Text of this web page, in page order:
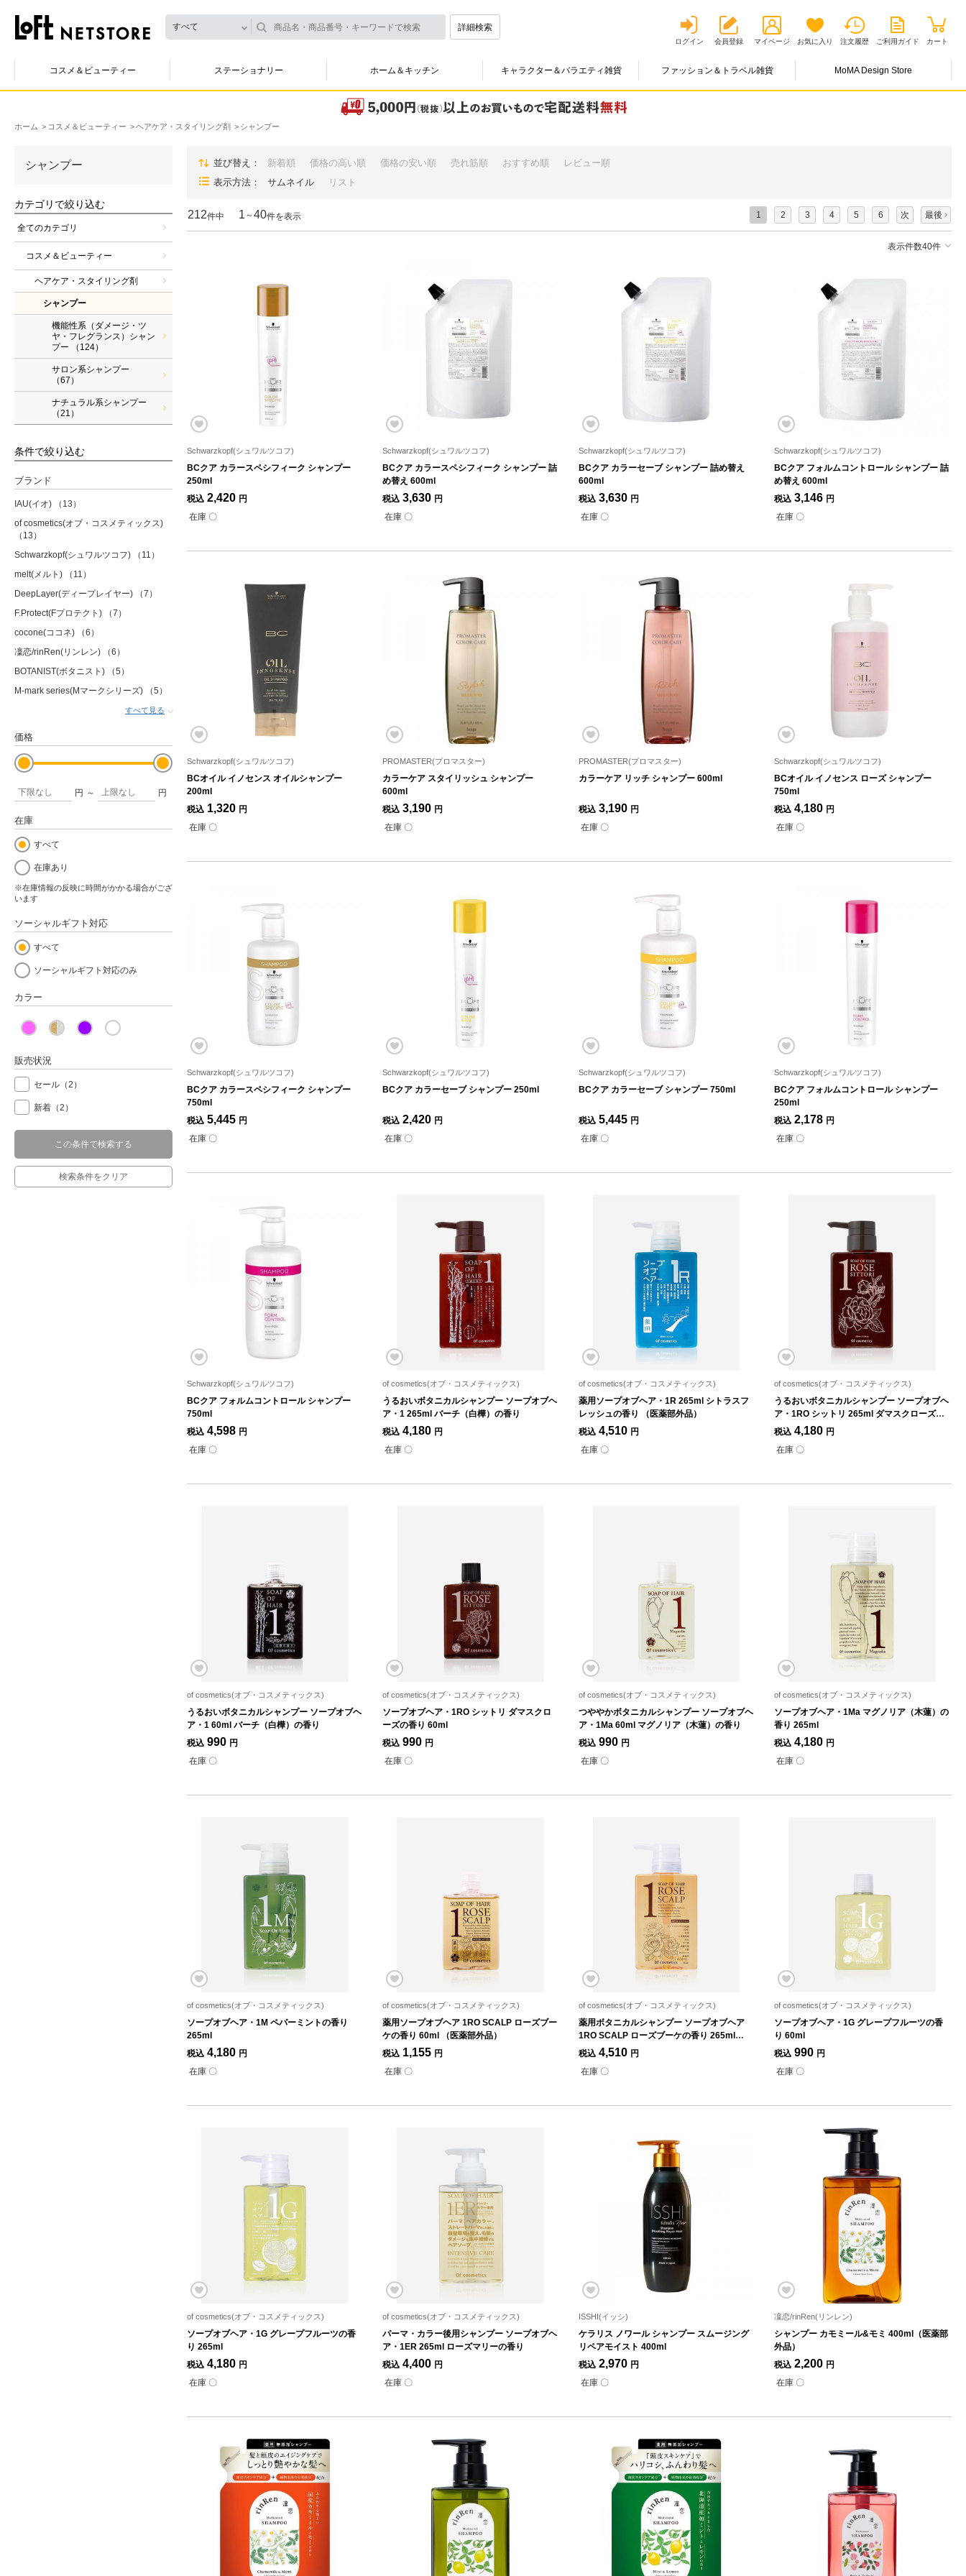
すべて 詳細検索
ログイン 会員登録 マイページ お気に入り 注文履歴 ご利用ガイド カート
コスメ＆ビューティー ステーショナリー ホーム＆キッチン キャラクター＆バラエティ雑貨 ファッション＆トラベル雑貨 MoMA Design Store
ホーム コスメ＆ビューティー ヘアケア・スタイリング剤 シャンプー
シャンプー
カテゴリで絞り込む
全てのカテゴリ
コスメ＆ビューティー
ヘアケア・スタイリング剤
シャンプー
機能性系（ダメージ・ツ
ヤ・フレグランス）シャン
プー
（124）
サロン系シャンプー
（67）
ナチュラル系シャンプー
（21）
条件で絞り込む
ブランド
IAU(イオ)
（13）
of cosmetics(オブ・コスメティックス)
（13）
Schwarzkopf(シュワルツコフ)
（11）
melt(メルト)
（11）
DeepLayer(ディープレイヤー)
（7）
F.Protect(Fプロテクト)
（7）
cocone(ココネ)
（6）
凜恋/rinRen(リンレン)
（6）
BOTANIST(ボタニスト)
（5）
M-mark series(Mマークシリーズ)
（5）
すべて見る
価格
円 ～ 円
在庫
すべて
在庫あり
※在庫情報の反映に時間がかかる場合がござ
います
ソーシャルギフト対応
すべて
ソーシャルギフト対応のみ
カラー
販売状況
セール （2）
新着 （2）
この条件で検索する
検索条件をクリア
並び替え 新着順 価格の高い順 価格の安い順 売れ筋順 おすすめ順
レビュー順
表示方法
サムネイル リスト
212件中 1 ～40件を表示 1 2 3 4 5 6 次 最後
表示件数40件
Schwarzkopf(シュワルツコフ)
BCクア カラースペシフィーク シャンプー
250ml
税込 2,420 円
在庫 〇
Schwarzkopf(シュワルツコフ)
BCクア カラースペシフィーク シャンプー 詰
め替え 600ml
税込 3,630 円
在庫 〇
Schwarzkopf(シュワルツコフ)
BCクア カラーセーブ シャンプー 詰め替え
600ml
税込 3,630 円
在庫 〇
Schwarzkopf(シュワルツコフ)
BCクア フォルムコントロール シャンプー 詰
め替え 600ml
税込 3,146 円
在庫 〇
Schwarzkopf(シュワルツコフ)
BCオイル イノセンス オイルシャンプー
200ml
税込 1,320 円
在庫 〇
PROMASTER(プロマスター)
カラーケア スタイリッシュ シャンプー
600ml
税込 3,190 円
在庫 〇
PROMASTER(プロマスター)
カラーケア リッチ シャンプー 600ml
税込 3,190 円
在庫 〇
Schwarzkopf(シュワルツコフ)
BCオイル イノセンス ローズ シャンプー
750ml
税込 4,180 円
在庫 〇
Schwarzkopf(シュワルツコフ)
BCクア カラースペシフィーク シャンプー
750ml
税込 5,445 円
在庫 〇
Schwarzkopf(シュワルツコフ)
BCクア カラーセーブ シャンプー 250ml
税込 2,420 円
在庫 〇
Schwarzkopf(シュワルツコフ)
BCクア カラーセーブ シャンプー 750ml
税込 5,445 円
在庫 〇
Schwarzkopf(シュワルツコフ)
BCクア フォルムコントロール シャンプー
250ml
税込 2,178 円
在庫 〇
Schwarzkopf(シュワルツコフ)
BCクア フォルムコントロール シャンプー
750ml
税込 4,598 円
在庫 〇
of cosmetics(オブ・コスメティックス)
うるおいボタニカルシャンプー ソープオブヘ
ア・1 265ml バーチ（白樺）の香り
税込 4,180 円
在庫 〇
of cosmetics(オブ・コスメティックス)
薬用ソープオブヘア・1R 265ml シトラスフ
レッシュの香り （医薬部外品）
税込 4,510 円
在庫 〇
of cosmetics(オブ・コスメティックス)
うるおいボタニカルシャンプー ソープオブヘ
ア・1RO シットリ 265ml ダマスクローズの
香り
税込 4,180 円
在庫 〇
of cosmetics(オブ・コスメティックス)
うるおいボタニカルシャンプー ソープオブヘ
ア・1 60ml バーチ（白樺）の香り
税込 990 円
在庫 〇
of cosmetics(オブ・コスメティックス)
ソープオブヘア・1RO シットリ ダマスクロ
ーズの香り 60ml
税込 990 円
在庫 〇
of cosmetics(オブ・コスメティックス)
つややかボタニカルシャンプー ソープオブヘ
ア・1Ma 60ml マグノリア（木蓮）の香り
税込 990 円
在庫 〇
of cosmetics(オブ・コスメティックス)
ソープオブヘア・1Ma マグノリア（木蓮）の
香り 265ml
税込 4,180 円
在庫 〇
of cosmetics(オブ・コスメティックス)
ソープオブヘア・1M ペパーミントの香り
265ml
税込 4,180 円
在庫 〇
of cosmetics(オブ・コスメティックス)
薬用ソープオブヘア 1RO SCALP ローズブー
ケの香り 60ml （医薬部外品）
税込 1,155 円
在庫 〇
of cosmetics(オブ・コスメティックス)
薬用ボタニカルシャンプー ソープオブヘア
1RO SCALP ローズブーケの香り 265ml
（医薬部外品）
税込 4,510 円
在庫 〇
of cosmetics(オブ・コスメティックス)
ソープオブヘア・1G グレープフルーツの香
り 60ml
税込 990 円
在庫 〇
of cosmetics(オブ・コスメティックス)
ソープオブヘア・1G グレープフルーツの香
り 265ml
税込 4,180 円
在庫 〇
of cosmetics(オブ・コスメティックス)
パーマ・カラー後用シャンプー ソープオブヘ
ア・1ER 265ml ローズマリーの香り
税込 4,400 円
在庫 〇
ISSHI(イッシ)
ケラリス ノワール シャンプー スムージング
リペアモイスト 400ml
税込 2,970 円
在庫 〇
凜恋/rinRen(リンレン)
シャンプー カモミール&モミ 400ml（医薬部
外品）
税込 2,200 円
在庫 〇